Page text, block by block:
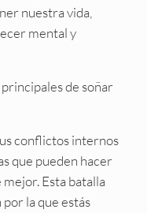
nuestra vida,
mental y
de soñar
conflictos internos
que pueden hacer
Esta batalla
la que estás